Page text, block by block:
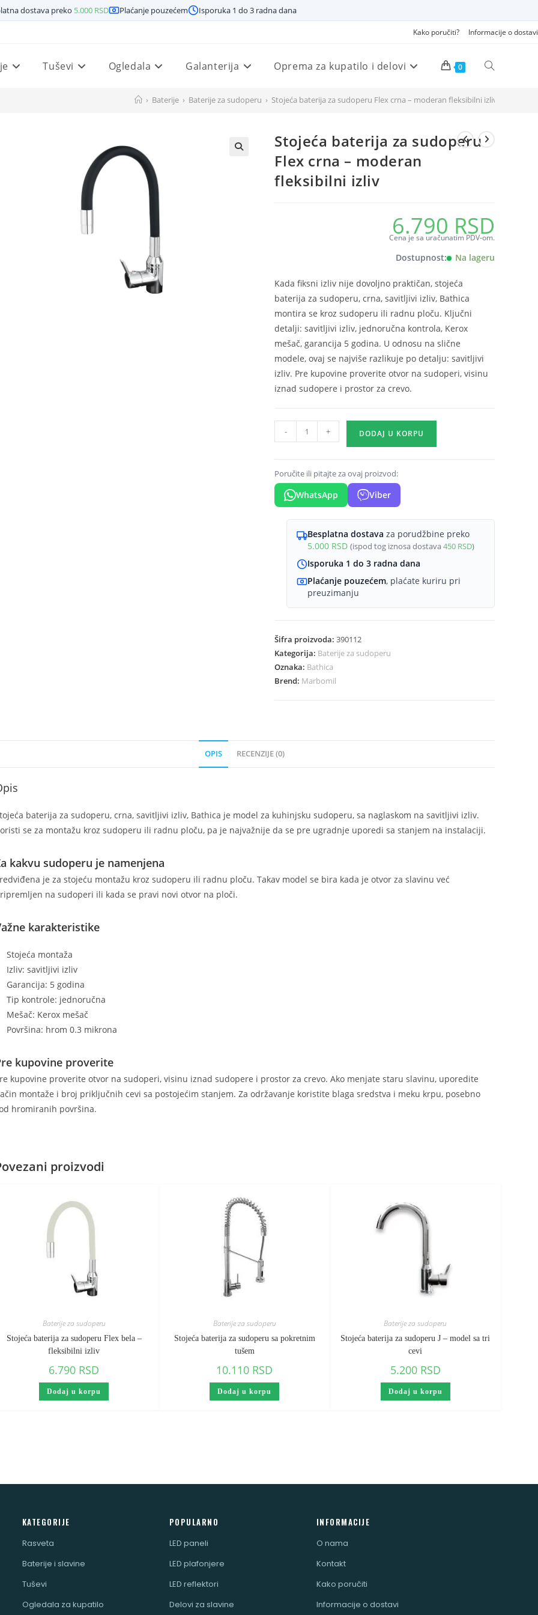
dostava preko 5.000 RSD Plaćanje pouzećem Isporuka 1 do 3 radna dana
Kako poručiti? Informacije o dostavi
Tuševi Ogledala Galanterija Oprema za kupatilo i delovi 0 Pretraži
› Baterije › Baterije za sudoperu › Stojeća baterija za sudoperu Flex crna – moderan fleksibilni izliv
Stojeća baterija za sudoperu
Flex crna – moderan
fleksibilni izliv
6.790 RSD
Cena je sa uračunatim PDV-om.
Dostupnost: Na lageru
Kada fiksni izliv nije dovoljno praktičan, stojeća
baterija za sudoperu, crna, savitljivi izliv, Bathica
montira se kroz sudoperu ili radnu ploču. Ključni
detalji: savitljivi izliv, jednoručna kontrola, Kerox
mešač, garancija 5 godina. U odnosu na slične
modele, ovaj se najviše razlikuje po detalju: savitljivi
izliv. Pre kupovine proverite otvor na sudoperi, visinu
iznad sudopere i prostor za crevo.
baterija
sudoperu
Flex
crna
moderan
fleksibilni
količina
- + DODAJ U KORPU
Poručite ili pitajte za ovaj proizvod:
WhatsApp Viber
Besplatna dostava za porudžbine preko
5.000 RSD (ispod tog iznosa dostava450 RSD)
Isporuka 1 do 3 radna dana
Plaćanje pouzećem, plaćate kuriru pri
preuzimanju
Šifra proizvoda:390112
Kategorija: Baterije za sudoperu
Oznaka: Bathica
Brend: Marbomil
OPIS RECENZIJE (0)
baterija za sudoperu, crna, savitljivi izliv, Bathica je model za kuhinjsku sudoperu, sa naglaskom na savitljivi izliv.
se za montažu kroz sudoperu ili radnu ploču, pa je najvažnije da se pre ugradnje uporedi sa stanjem na instalaciji.
kakvu sudoperu je namenjena
je za stojeću montažu kroz sudoperu ili radnu ploču. Takav model se bira kada je otvor za slavinu već
na sudoperi ili kada se pravi novi otvor na ploči.
karakteristike
Stojeća montaža
Izliv: savitljivi izliv
Garancija: 5 godina
Tip kontrole: jednoručna
Mešač: Kerox mešač
Površina: hrom 0.3 mikrona
kupovine proverite
kupovine proverite otvor na sudoperi, visinu iznad sudopere i prostor za crevo. Ako menjate staru slavinu, uporedite
montaže i broj priključnih cevi sa postojećim stanjem. Za održavanje koristite blaga sredstva i meku krpu, posebno
hromiranih površina.
proizvodi
Baterije za sudoperu
Stojeća baterija za sudoperu Flex bela –
fleksibilni izliv
6.790 RSD
Dodaj u korpu
Baterije za sudoperu
Stojeća baterija za sudoperu sa pokretnim
tušem
10.110 RSD
Dodaj u korpu
Baterije za sudoperu
Stojeća baterija za sudoperu J – model sa tri
cevi
5.200 RSD
Dodaj u korpu
KATEGORIJE
Rasveta
Baterije i slavine
Tuševi
Ogledala za kupatilo
POPULARNO
LED paneli
LED plafonjere
LED reflektori
Delovi za slavine
INFORMACIJE
O nama
Kontakt
Kako poručiti
Informacije o dostavi